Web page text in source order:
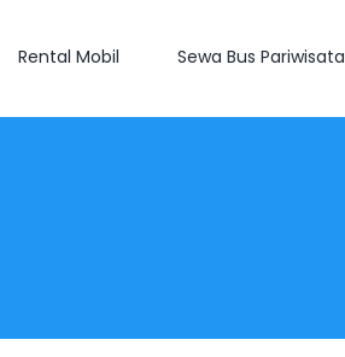
Rental Mobil Sewa Bus Pariwisata